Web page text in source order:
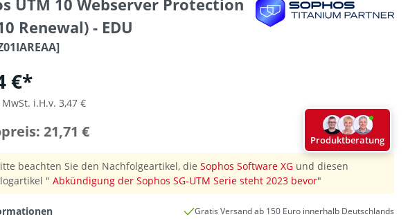
UTM 10 Webserver Protection
Renewal) - EDU
€*
i.H.v. 3,47 €
21,71 €
beachten Sie den Nachfolgeartikel, die Sophos Software XG und diesen
" Abkündigung der Sophos SG-UTM Serie steht 2023 bevor"
Gratis Versand ab 150 Euro innerhalb Deutschlands
Produktberatung